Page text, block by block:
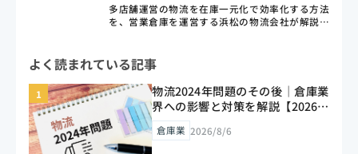
多店舗運営の物流を在庫一元化で効率化する方法
を、営業倉庫を運営する浜松の物流会社が解説。
託するメリット・デメリットと会社の選び方、コス
ト削減の考え方までをまとめました。多店舗のEC
物流はお気軽にご相談ください。
よく読まれている記事
物流2024年問題のその後｜倉庫業
界への影響と対策を解説【2026年
版】
倉庫業 2026/8/6